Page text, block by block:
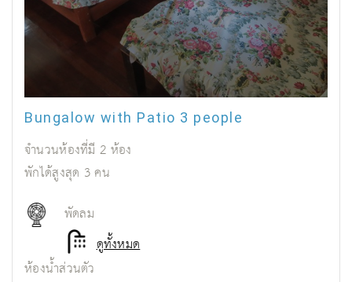
Bungalow with Patio 3 people
จำนวนห้องที่มี 2 ห้อง
พักได้สูงสุด 3คน
พัดลม
ห้องน้ำส่วนตัว
ดูทั้งหมด